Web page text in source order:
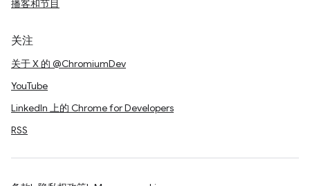
播客和节目
关注
关于 X 的 @ChromiumDev
YouTube
LinkedIn 上的 Chrome for Developers
RSS